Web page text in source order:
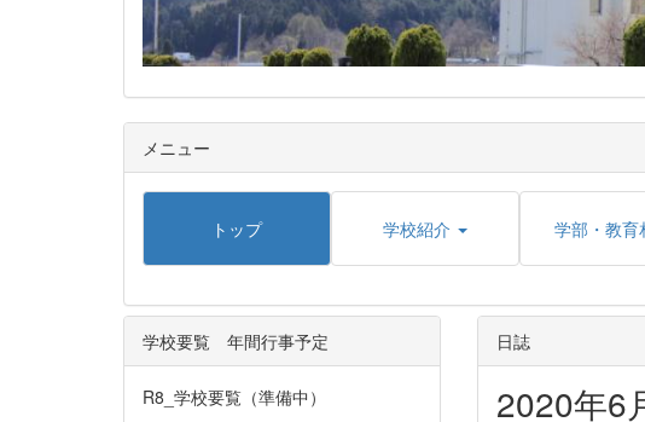
メニュー
トップ 学校紹介 学部・教育
日誌
2020年6
学校要覧 年間行事予定
R8_学校要覧（準備中）